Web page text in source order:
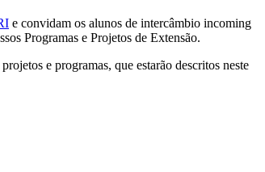
e convidam os alunos de intercâmbio incoming
Programas e Projetos de Extensão.
e programas, que estarão descritos neste